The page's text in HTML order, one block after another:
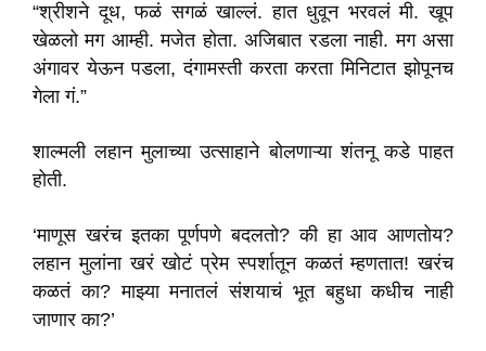
“श्रीशने दूध, फळं सगळं खाल्लं. हात धुवून भरवलं मी. खूप
खेळलो मग आम्ही. मजेत होता. अजिबात रडला नाही. मग असा
अंगावर येऊन पडला, दंगामस्ती करता करता मिनिटात झोपूनच
गेला गं.”
शाल्मली लहान मुलाच्या उत्साहाने बोलणाऱ्या शंतनू कडे पाहत
होती.
‘माणूस खरंच इतका पूर्णपणे बदलतो? की हा आव आणतोय?
लहान मुलांना खरं खोटं प्रेम स्पर्शातून कळतं म्हणतात! खरंच
कळतं का? माझ्या मनातलं संशयाचं भूत बहुधा कधीच नाही
जाणार का?’